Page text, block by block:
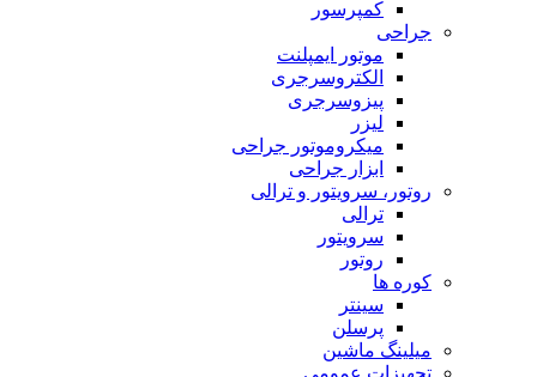
کمپرسور
جراحی
موتور ایمپلنت
الکتروسرجری
پیزوسرجری
لیزر
میکروموتور جراحی
ابزار جراحی
روتور، سرویتور و ترالی
ترالی
سرویتور
روتور
کوره ها
سینتر
پرسلن
میلینگ ماشین
تجهیزات عمومی